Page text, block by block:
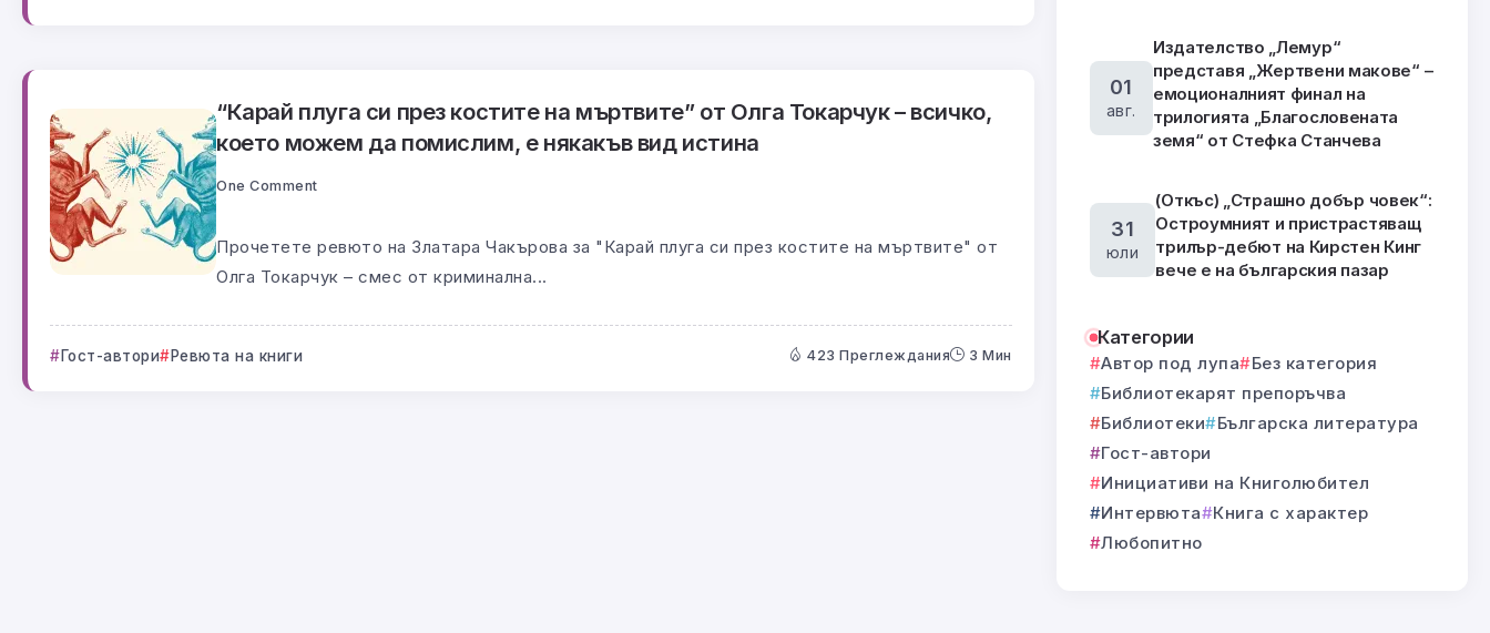
“Карай плуга си през костите на мъртвите” от Олга Токарчук – всичко,
което можем да помислим, е някакъв вид истина
One Comment
Прочетете ревюто на Златара Чакърова за "Карай плуга си през костите на мъртвите" от
Олга Токарчук – смес от криминална...
Гост-автори Ревюта на книги 423 Преглеждания 3 Мин
01
авг.
Издателство „Лемур“
представя „Жертвени макове“ –
емоционалният финал на
трилогията „Благословената
земя“ от Стефка Станчева
31
юли
(Откъс) „Страшно добър човек“:
Остроумният и пристрастяващ
трилър-дебют на Кирстен Кинг
вече е на българския пазар
Категории
Автор под лупа
Без категория
Библиотекарят препоръчва
Библиотеки
Българска литература
Гост-автори
Инициативи на Книголюбител
Интервюта
Книга с характер
Любопитно